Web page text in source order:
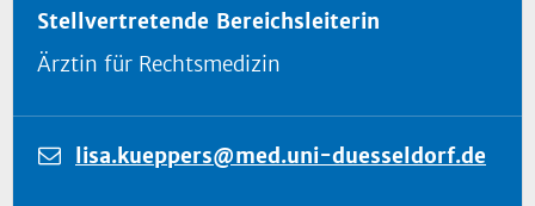
Stellvertretende Bereichsleiterin
Ärztin für Rechtsmedizin
lisa.kueppers@med.uni-duesseldorf.de